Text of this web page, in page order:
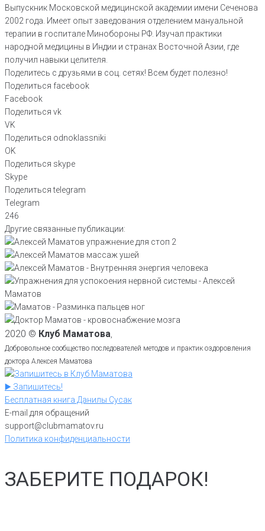
Выпускник Московской медицинской академии имени Сеченова
2002 года. Имеет опыт заведования отделением мануальной
терапии в госпитале Минобороны РФ. Изучал практики
народной медицины в Индии и странах Восточной Азии, где
получил навыки целителя.
Поделитесь с друзьями в соц. сетях! Всем будет полезно!
Поделиться facebook
Facebook
Поделиться vk
VK
Поделиться odnoklassniki
OK
Поделиться skype
Skype
Поделиться telegram
Telegram
246
Другие связанные публикации:
2020 © Клуб Маматова
Добровольное сообщество последователей методов и практик оздоровления
доктора Алексея Маматова
▶️ Запишитесь!
Бесплатная книга Данилы Сусак
E-mail для обращений
support@clubmamatov.ru
Политика конфиденциальности
ЗАБЕРИТЕ ПОДАРОК!